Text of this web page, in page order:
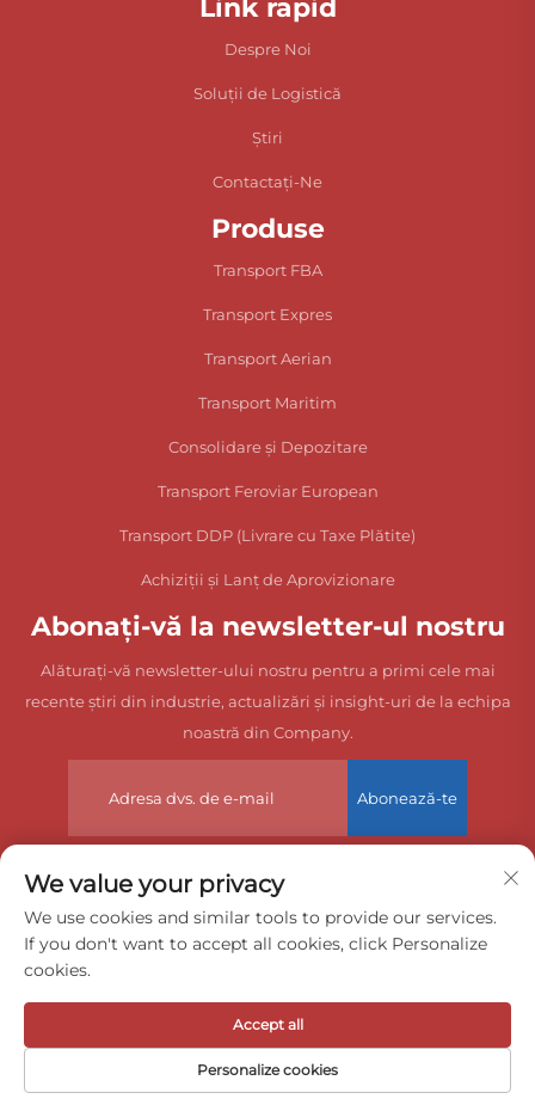
Link rapid
Despre Noi
Soluții de Logistică
Știri
Contactați-Ne
Produse
Transport FBA
Transport Expres
Transport Aerian
Transport Maritim
Consolidare și Depozitare
Transport Feroviar European
Transport DDP (Livrare cu Taxe Plătite)
Achiziții și Lanț de Aprovizionare
Abonați-vă la newsletter-ul nostru
Alăturați-vă newsletter-ului nostru pentru a primi cele mai
recente știri din industrie, actualizări și insight-uri de la echipa
noastră din Company.
Abonează-te
Copyright © 2026 China Dongguan Zeyuan International Freight
Agency Co., Ltd. Toate drepturile rezervate.
Pagina Produs Despre Contact
We value your privacy
We use cookies and similar tools to provide our services.
If you don't want to accept all cookies, click Personalize
cookies.
Personalize cookies
Accept all